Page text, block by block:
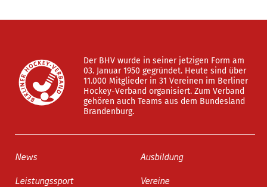
Der BHV wurde in seiner jetzigen Form am
03. Januar 1950 gegründet. Heute sind über
11.000 Mitglieder in 31 Vereinen im Berliner
Hockey-Verband organisiert. Zum Verband
gehören auch Teams aus dem Bundesland
Brandenburg.
News
Leistungssport
Ausbildung
Vereine